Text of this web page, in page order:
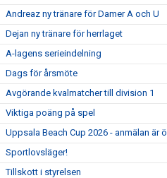
Andreaz ny tränare för Damer A och U
Dejan ny tränare för herrlaget
A-lagens serieindelning
Dags för årsmöte
Avgörande kvalmatcher till division 1
Viktiga poäng på spel
Uppsala Beach Cup 2026 - anmälan är
Sportlovsläger!
Tillskott i styrelsen